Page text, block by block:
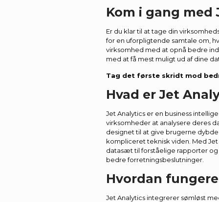
Kom i gang med
Er du klar til at tage din
for en uforpligtende samtale om,
virksomhed med at opnå bedre
med at få mest muligt ud af dine
Tag det første skridt mod
Hvad er Jet
Jet Analytics er en business
virksomheder at analysere deres
designet til at give brugerne
kompliceret teknisk viden. Med
datasæt til forståelige rapporter
bedre forretningsbeslutninger.
Hvordan
Jet Analytics integrerer sømløst